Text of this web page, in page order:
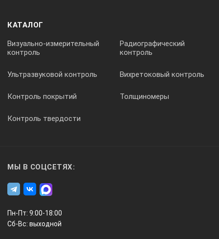
КАТАЛОГ
Визуально-измерительный
контроль
Радиографический
контроль
Ультразвуковой контроль Вихретоковый контроль
Контроль покрытий Толщиномеры
Контроль твердости
МЫ В СОЦСЕТЯХ:
Пн-Пт: 9:00-18:00
Сб-Вс: выходной